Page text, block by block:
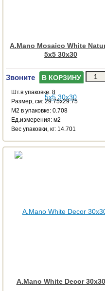
A.Mano Mosaico White
5x5 30x30
Звоните В КОРЗИНУ
Шт.в упаковке: 8
Размер, см: 29.75x29.75
М2 в упаковке: 0.708
Ед.измерения: м2
Веc упаковки, кг: 14.701
A.Mano White Decor 30x30